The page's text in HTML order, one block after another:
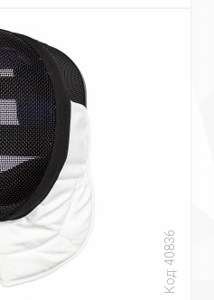
Код: 40836